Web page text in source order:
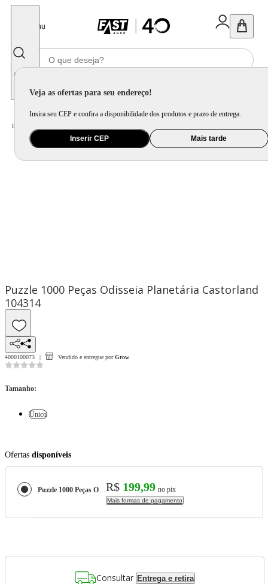
Menu
Veja as ofertas para seu endereço!
Insira seu CEP e confira a disponibilidade dos produtos e prazo de entrega.
Inserir CEP Mais tarde
Home
Puzzle 1000 Peças Odisseia Planetária Castorland
104314
4000100073 Vendido e entregue por Grow
Tamanho:
Único
Ofertas disponíveis
Puzzle 1000 Peças Odisseia Planetária Castorland 104314R$ 199,99 no pix
Mais formas de pagamento
Consultar Entrega e retira